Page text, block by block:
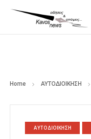
Home ΑΥΤΟΔΙΟΙΚΗΣΗ
ΑΥΤΟΔΙΟΙΚΗΣΗ